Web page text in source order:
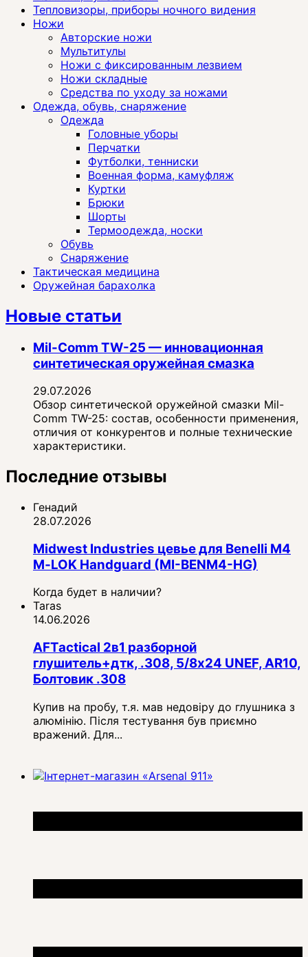
Тепловизоры, приборы ночного видения
Ножи
Авторские ножи
Мультитулы
Ножи с фиксированным лезвием
Ножи складные
Средства по уходу за ножами
Одежда, обувь, снаряжение
Одежда
Головные уборы
Перчатки
Футболки, тенниски
Военная форма, камуфляж
Куртки
Брюки
Шорты
Термоодежда, носки
Обувь
Снаряжение
Тактическая медицина
Оружейная барахолка
Новые статьи
Mil-Comm TW-25 — инновационная
синтетическая оружейная смазка
29.07.2026
Обзор синтетической оружейной смазки Mil-
Comm TW-25: состав, особенности применения,
отличия от конкурентов и полные технические
характеристики.
Последние отзывы
Генадий
28.07.2026
Midwest Industries цевье для Benelli M4
M‑LOK Handguard (MI-BENM4-HG)
Когда будет в наличии?
Taras
14.06.2026
AFTactical 2в1 разборной
глушитель+дтк, .308, 5/8x24 UNEF, AR10,
Болтовик .308
Купив на пробу, т.я. мав недовіру до глушника з
алюмінію. Після тестування був приємно
вражений. Для...